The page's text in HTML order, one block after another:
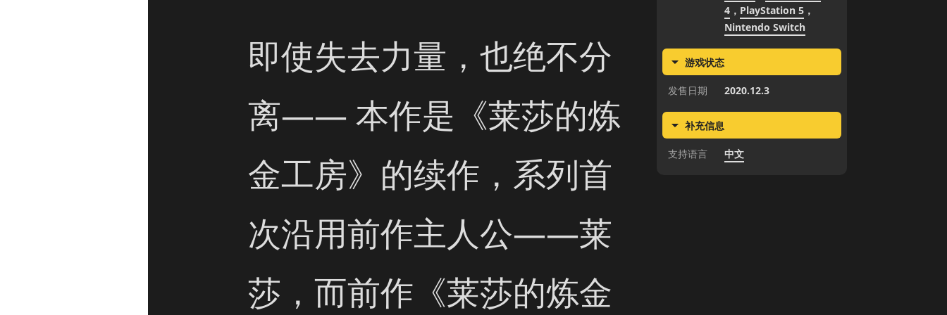
即使失去力量，也绝不分
离—— 本作是《莱莎的炼
金工房》的续作，系列首
次沿用前作主人公——莱
莎，而前作《莱莎的炼金
4 ， PlayStation 5 ，
Nintendo Switch
游戏状态
发售日期 2020.12.3
补充信息
支持语言 中文